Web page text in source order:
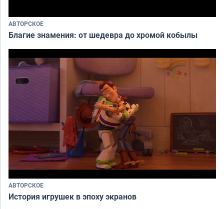
АВТОРСКОЕ
Благие знамения: от шедевра до хромой кобылы
АВТОРСКОЕ
История игрушек в эпоху экранов